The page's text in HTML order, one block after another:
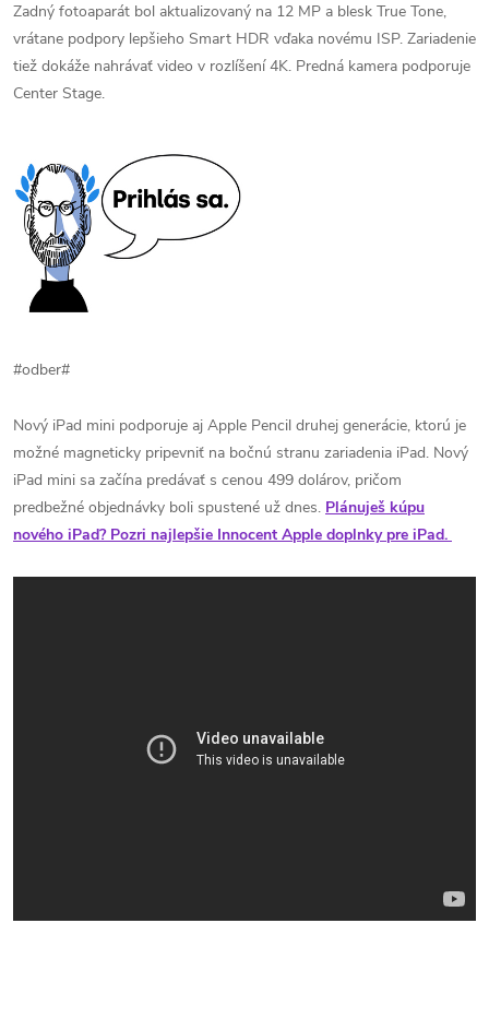
Zadný fotoaparát bol aktualizovaný na 12 MP a blesk True Tone,
vrátane podpory lepšieho Smart HDR vďaka novému ISP. Zariadenie
tiež dokáže nahrávať video v rozlíšení 4K. Predná kamera podporuje
Center Stage.
#odber#
Nový iPad mini podporuje aj Apple Pencil druhej generácie, ktorú je
možné magneticky pripevniť na bočnú stranu zariadenia iPad. Nový
iPad mini sa začína predávať s cenou 499 dolárov, pričom
predbežné objednávky boli spustené už dnes. Plánuješ kúpu
nového iPad? Pozri najlepšie Innocent Apple doplnky pre iPad.